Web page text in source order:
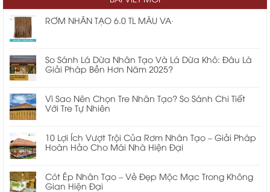
cửa cuốn chống cháy ei
RƠM NHÂN TẠO 6.0 TL MÀU VA·
So Sánh Lá Dừa Nhân Tạo Và Lá Dừa Khô: Đâu Là
Giải Pháp Bền Hơn Năm 2025?
Vì Sao Nên Chọn Tre Nhân Tạo? So Sánh Chi Tiết
Với Tre Tự Nhiên
10 Lợi Ích Vượt Trội Của Rơm Nhân Tạo – Giải Pháp
Hoàn Hảo Cho Mái Nhà Hiện Đại
Cót Ép Nhân Tạo – Vẻ Đẹp Mộc Mạc Trong Không
Gian Hiện Đại